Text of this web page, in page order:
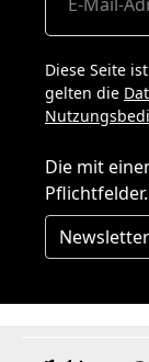
Diese Seite
gelten die
Die mit
Pflichtfelder.